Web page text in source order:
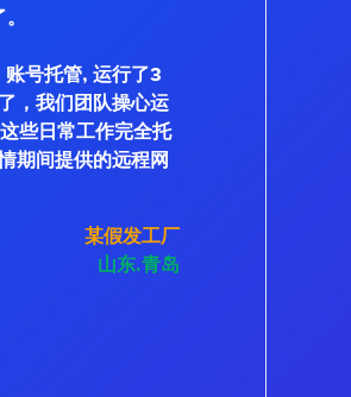
号托管, 运行了3
，我们团队操心运
些日常工作完全托
期间提供的远程网
某假发工厂
山东.青岛